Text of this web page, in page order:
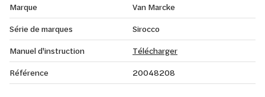
Marque
Van Marcke
Série de marques
Sirocco
Manuel d'instruction
Télécharger
Référence
20048208